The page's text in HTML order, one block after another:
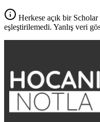
Herkese açık bir
eşleştirilemedi. Yanlış veri